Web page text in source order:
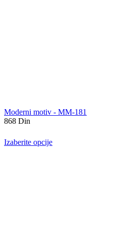
Moderni motiv - MM-181
868 Din
Izaberite opcije